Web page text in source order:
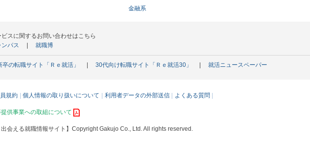
金融系
スに関するお問い合わせはこちら
ンパス
就職博
の転職サイト「Ｒｅ就活」 30代向け転職サイト「Ｒｅ就活30」 就活ニュースペーパー
規約 個人情報の取り扱いについて 利用者データの外部送信 よくある質問
供事業への取組について
出会える就職情報サイト】 Copyright Gakujo Co., Ltd. All rights reserved.